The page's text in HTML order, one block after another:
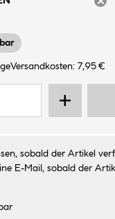
Versandkosten: 7,95 €
sobald der Artikel
E-Mail, sobald der